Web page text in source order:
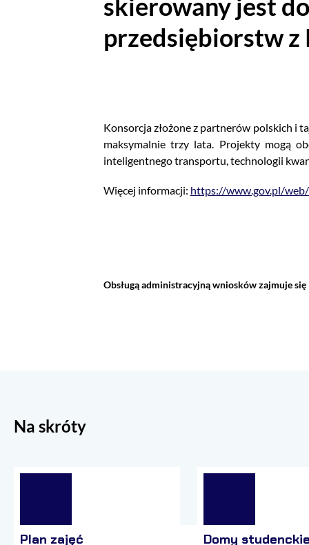
skierowany jest
przedsiębiorstw z
Konsorcja złożone z partnerów polskich i
maksymalnie trzy lata. Projekty mogą
inteligentnego transportu, technologii
Więcej informacji: https://www.gov.pl/
Obsługą administracyjną wniosków zajmuje
Na skróty
Plan zajęć Domy studenckie